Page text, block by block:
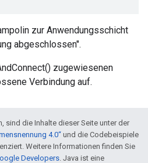
zur Anwendungsschicht
abgeschlossen".
zugewiesenen
Verbindung auf.
sind die Inhalte dieser Seite unter der
4.0“ und die Codebeispiele
Weitere Informationen finden Sie
Developers. Java ist eine